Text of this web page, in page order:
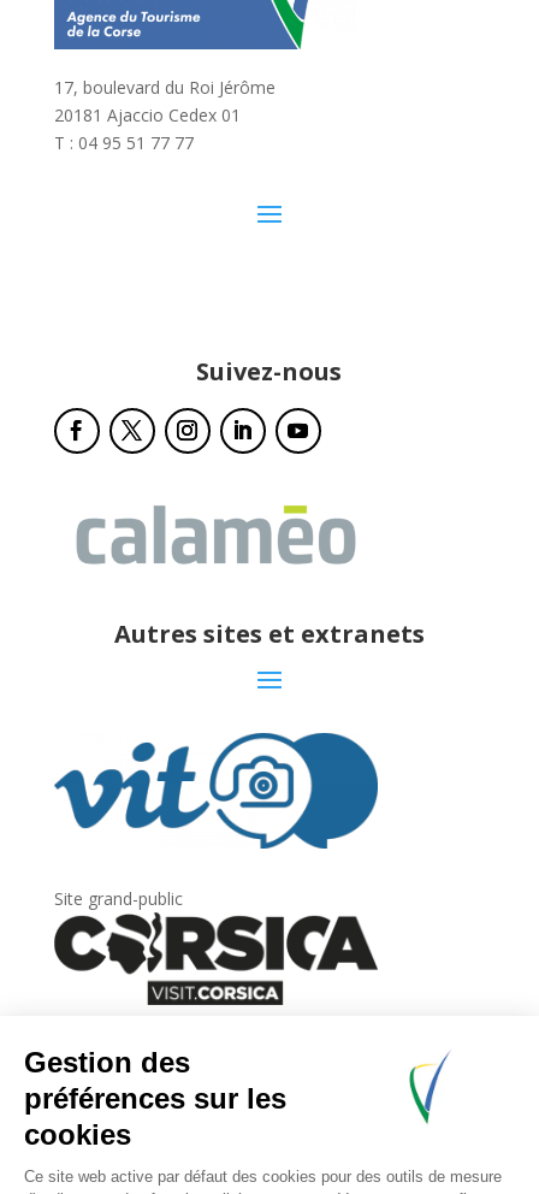
17, boulevard du Roi Jérôme
20181 Ajaccio Cedex 01
T : 04 95 51 77 77
Suivez-nous
Autres sites et extranets
Site grand-public
Newsletter
Inscrivez-vous àla lettre d’information
l’Agence du tourisme de la Corse.